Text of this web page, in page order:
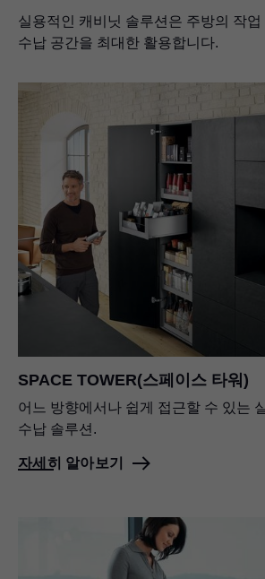
실용적인 캐비닛 솔루션은 주방의 작
수납 공간을 최대한 활용합니다.
SPACE TOWER(스페이스 타워)
어느 방향에서나 쉽게 접근할 수 있는
수납 솔루션.
자세히 알아보기